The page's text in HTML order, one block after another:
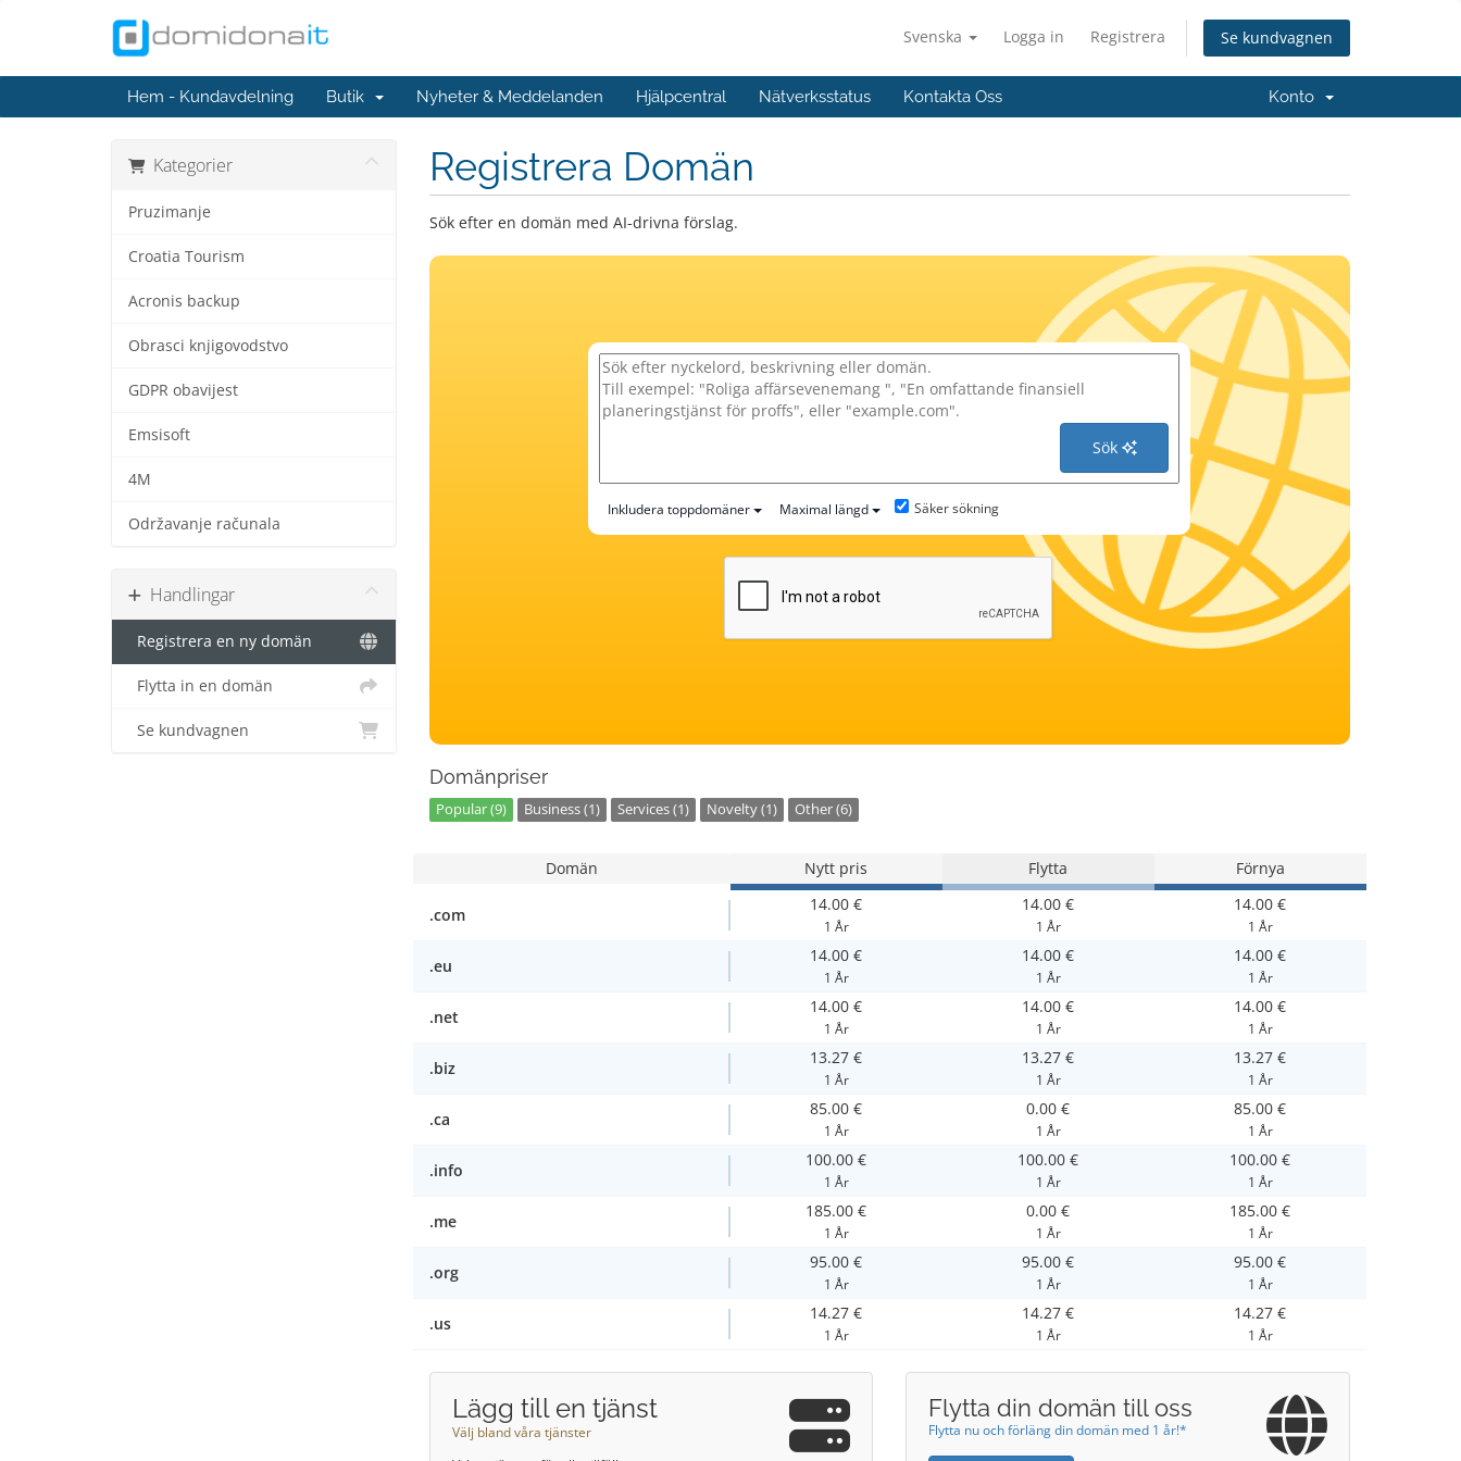
Svenska Logga in Registrera Se kundvagnen
Hem - Kundavdelning Butik Nyheter & Meddelanden Hjälpcentral Nätverksstatus Kontakta Oss Konto
Kategorier
Pruzimanje
Croatia Tourism
Acronis backup
Obrasci knjigovodstvo
GDPR obavijest
Emsisoft
4M
Održavanje računala
Handlingar
Registrera en ny domän
Flytta in en domän
Se kundvagnen
Registrera Domän
Sök efter en domän med AI-drivna förslag.
Sök
Inkludera toppdomäner Maximal längd Säker sökning
Domänpriser
Popular (9) Business (1) Services (1) Novelty (1) Other (6)
Domän Nytt pris Flytta Förnya
.com
14.00 €
1 År
14.00 €
1 År
14.00 €
1 År
.eu
14.00 €
1 År
14.00 €
1 År
14.00 €
1 År
.net
14.00 €
1 År
14.00 €
1 År
14.00 €
1 År
.biz
13.27 €
1 År
13.27 €
1 År
13.27 €
1 År
.ca
85.00 €
1 År
0.00 €
1 År
85.00 €
1 År
.info
100.00 €
1 År
100.00 €
1 År
100.00 €
1 År
.me
185.00 €
1 År
0.00 €
1 År
185.00 €
1 År
.org
95.00 €
1 År
95.00 €
1 År
95.00 €
1 År
.us
14.27 €
1 År
14.27 €
1 År
14.27 €
1 År
Lägg till en tjänst
Välj bland våra tjänster
Flytta din domän till oss
Flytta nu och förläng din domän med 1 år!*